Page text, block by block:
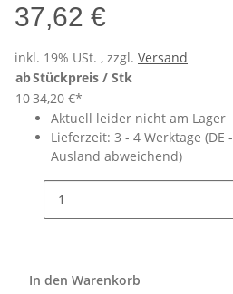
37,62 €
inkl. 19% USt. , zzgl. Versand
abStückpreis / Stk
1034,20 €*
Aktuell leider nicht am Lager
Lieferzeit: 3 - 4 Werktage (DE -
Ausland abweichend)
In den Warenkorb